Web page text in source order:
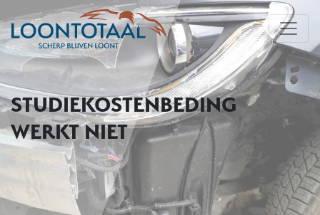
STUDIEKOSTENBEDING
WERKT NIET